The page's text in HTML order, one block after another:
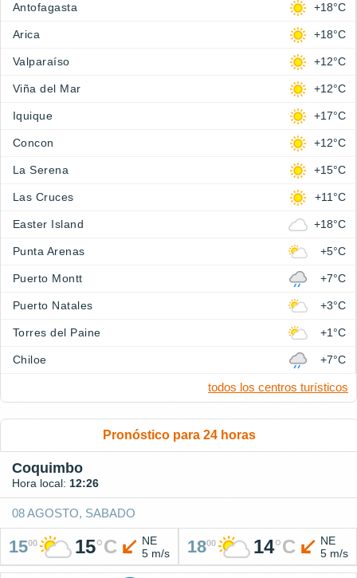
Antofagasta +18°C
Arica +18°C
Valparaíso +12°C
Viña del Mar +12°C
Iquique +17°C
Concon +12°C
La Serena +15°C
Las Cruces +11°C
Easter Island +18°C
Punta Arenas +5°C
Puerto Montt +7°C
Puerto Natales +3°C
Torres del Paine +1°C
Chiloe +7°C
todos los centros turísticos
Pronóstico para 24 horas
Coquimbo
Hora local: 12:26
08 AGOSTO, SABADO
1500 15°C
NE
5 m/s
1800 14°C
NE
5 m/s